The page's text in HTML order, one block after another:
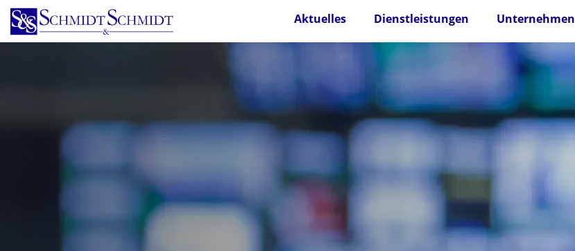
Direkt
zum
Inhalt
Aktuelles Dienstleistungen Unternehmen